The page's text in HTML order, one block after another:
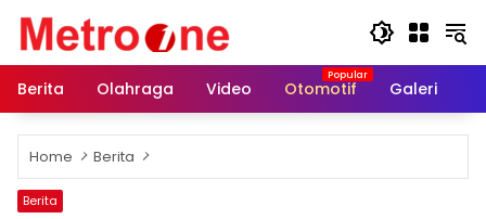
content
Berita
Olahraga Video Otomotif Galeri
Home Berita
Berita